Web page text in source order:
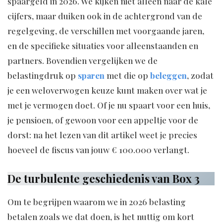
cijfers, maar duiken ook in de achtergrond van de
regelgeving, de verschillen met voorgaande jaren,
en de specifieke situaties voor alleenstaanden en
partners. Bovendien vergelijken we de
belastingdruk op sparen met die op beleggen, zodat
je een weloverwogen keuze kunt maken over wat je
met je vermogen doet. Of je nu spaart voor een huis,
je pensioen, of gewoon voor een appeltje voor de
dorst: na het lezen van dit artikel weet je precies
hoeveel de fiscus van jouw € 100.000 verlangt.
De turbulente geschiedenis van Box 3
Om te begrijpen waarom we in 2026 belasting
betalen zoals we dat doen, is het nuttig om kort